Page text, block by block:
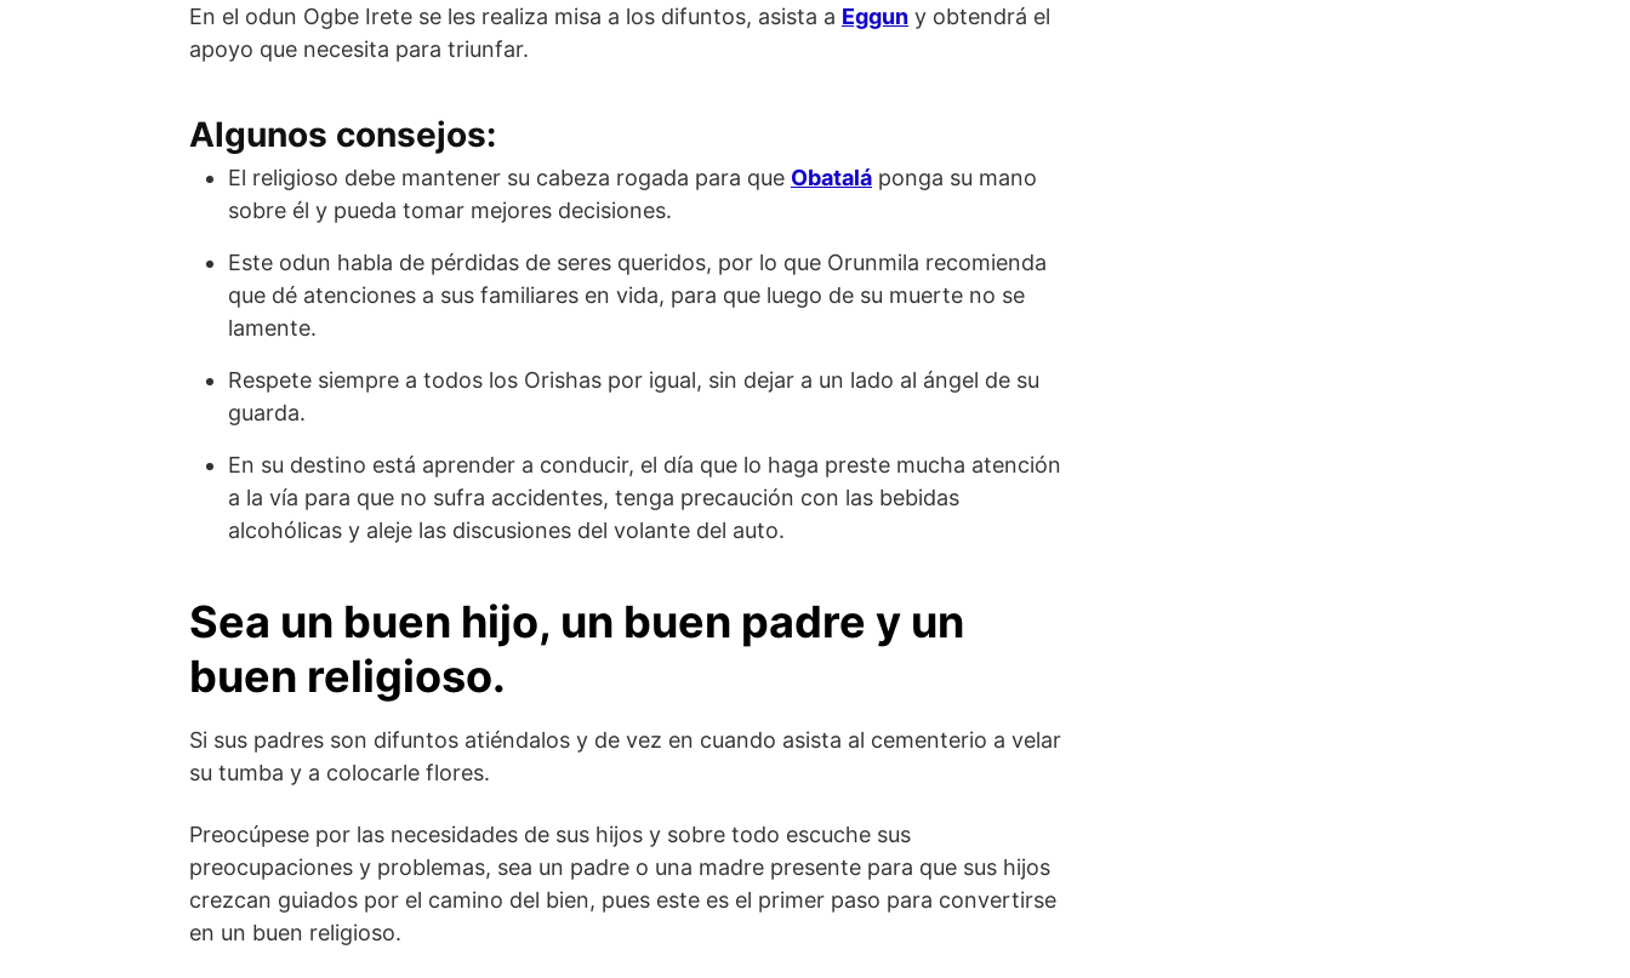
En el odun Ogbe Irete se les realiza misa a los difuntos, asista a Eggun y obtendrá el
apoyo que necesita para triunfar.
Algunos consejos:
El religioso debe mantener su cabeza rogada para que Obatalá ponga su mano
sobre él y pueda tomar mejores decisiones.
Este odun habla de pérdidas de seres queridos, por lo que Orunmila recomienda
que dé atenciones a sus familiares en vida, para que luego de su muerte no se
lamente.
Respete siempre a todos los Orishas por igual, sin dejar a un lado al ángel de su
guarda.
En su destino está aprender a conducir, el día que lo haga preste mucha atención
a la vía para que no sufra accidentes, tenga precaución con las bebidas
alcohólicas y aleje las discusiones del volante del auto.
Sea un buen hijo, un buen padre y un
buen religioso.
Si sus padres son difuntos atiéndalos y de vez en cuando asista al cementerio a velar
su tumba y a colocarle flores.
Preocúpese por las necesidades de sus hijos y sobre todo escuche sus
preocupaciones y problemas, sea un padre o una madre presente para que sus hijos
crezcan guiados por el camino del bien, pues este es el primer paso para convertirse
en un buen religioso.